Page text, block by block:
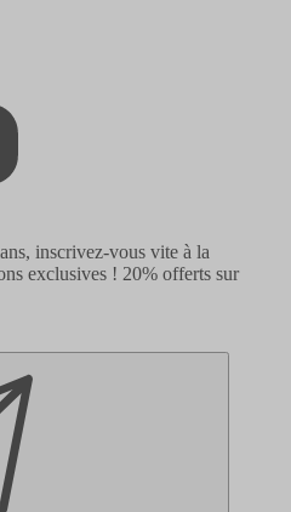
inscrivez-vous vite à la
exclusives ! 20% offerts sur